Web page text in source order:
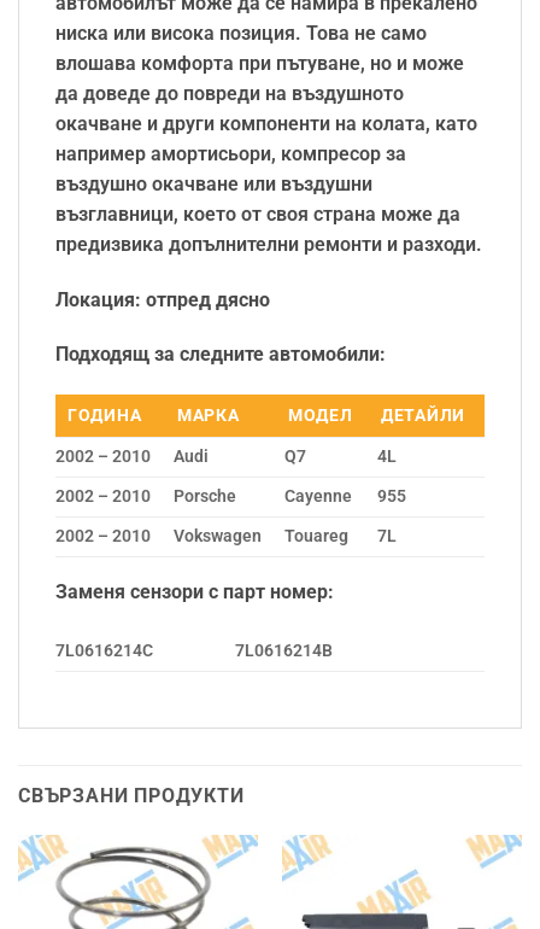
ниска или висока позиция. Това не само
влошава комфорта при пътуване, но и може
да доведе до повреди на въздушното
окачване и други компоненти на колата, като
например амортисьори, компресор за
въздушно окачване или въздушни
възглавници, което от своя страна може да
предизвика допълнителни ремонти и разходи.
Локация: отпред дясно
Подходящ за следните автомобили:
ГОДИНА МАРКА МОДЕЛ
ДЕТАЙЛИ
2002 – 2010
Audi Q7
4L
2002 – 2010
Porsche Cayenne
955
2002 – 2010
Vokswagen Touareg 7L
Заменя сензори с парт номер:
7L0616214C 7L0616214B
СВЪРЗАНИ ПРОДУКТИ